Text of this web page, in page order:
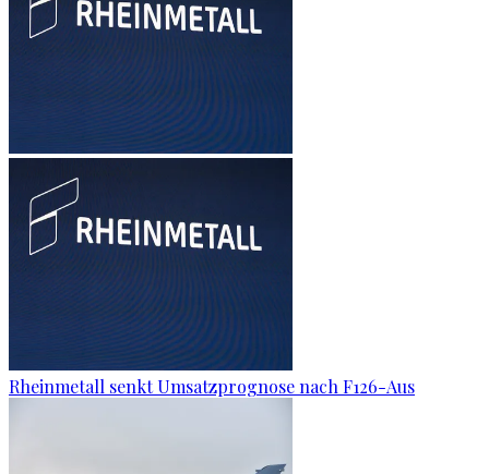
Rheinmetall senkt Umsatzprognose nach F126-Aus